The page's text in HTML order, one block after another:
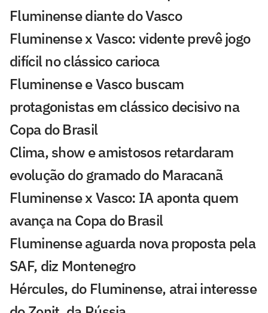
Fluminense diante do Vasco
Fluminense x Vasco: vidente prevê jogo
difícil no clássico carioca
Fluminense e Vasco buscam
protagonistas em clássico decisivo na
Copa do Brasil
Clima, show e amistosos retardaram
evolução do gramado do Maracanã
Fluminense x Vasco: IA aponta quem
avança na Copa do Brasil
Fluminense aguarda nova proposta pela
SAF, diz Montenegro
Hércules, do Fluminense, atrai interesse